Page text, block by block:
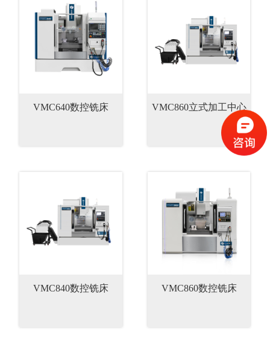
VMC640数控铣床 VMC860立式加工中心
VMC840数控铣床 VMC860数控铣床